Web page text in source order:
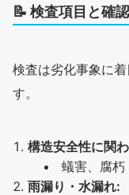
📝 検査項目と確
検査は劣化事象に
す。
構造安全性に関
蟻害、腐朽
雨漏り・水漏れ: